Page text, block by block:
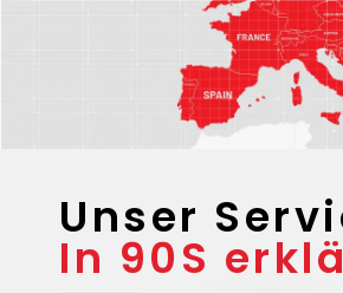
Unser
In 90S